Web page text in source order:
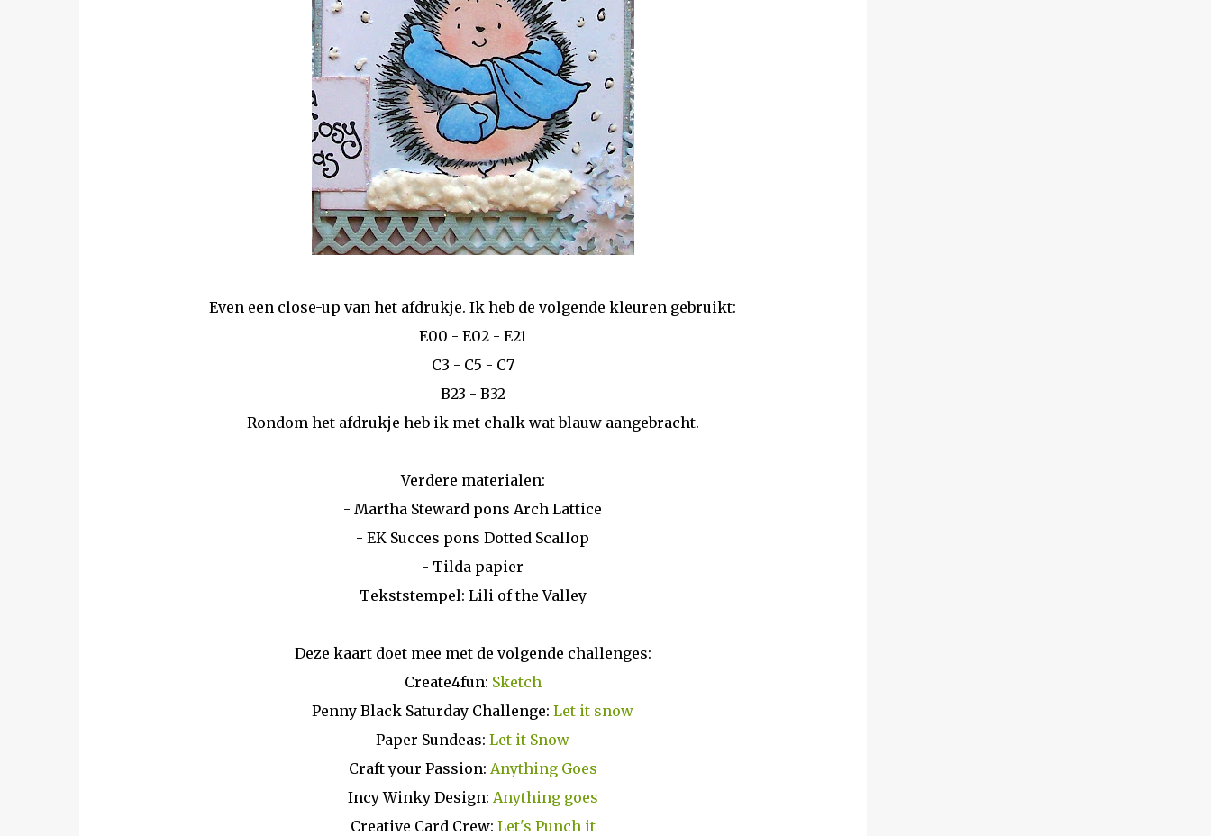
Even een close-up van het afdrukje. Ik heb de volgende kleuren gebruikt:
E00 - E02 - E21
C3 - C5 - C7
B23 - B32
Rondom het afdrukje heb ik met chalk wat blauw aangebracht.
Verdere materialen:
- Martha Steward pons Arch Lattice
- EK Succes pons Dotted Scallop
- Tilda papier
Tekststempel: Lili of the Valley
Deze kaart doet mee met de volgende challenges:
Create4fun: Sketch
Penny Black Saturday Challenge: Let it snow
Paper Sundeas: Let it Snow
Craft your Passion: Anything Goes
Incy Winky Design: Anything goes
Creative Card Crew: Let's Punch it